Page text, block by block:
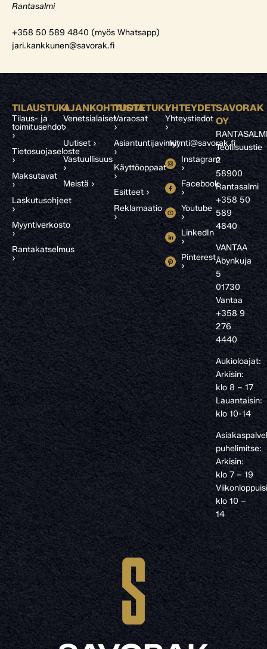
Rantasalmi
+358 50 589 4840 (myös Whatsapp)
jari.kankkunen@savorak.fi
TILAUSTUKI
Tilaus- ja
toimitusehdot
›
Tietosuojaseloste
›
Maksutavat
›
Laskutusohjeet
›
Myyntiverkosto
›
Rantakatselmus
›
AJANKOHTAISTA
Venetsialaiset
›
Uutiset ›
Vastuullisuus
›
Meistä ›
TUOTETUKI
Varaosat
›
Asiantuntijavinkit
›
Käyttöoppaat
›
Esitteet ›
Reklamaatio
›
YHTEYDET
Yhteystiedot
›
myynti@savorak.fi
Instagram
›
Facebook
›
Youtube
›
LinkedIn
›
Pinterest
›
SAVORAK
OY
Teollisuustie
2
58900
Rantasalmi
+358 50
589
4840
VANTAA
Åbynkuja
5
01730
Vantaa
+358 9
276
4440
Aukioloajat:
Arkisin:
klo 8 – 17
Lauantaisin:
klo 10-14
puhelimitse:
Arkisin:
klo 7 – 19
klo 10 –
14